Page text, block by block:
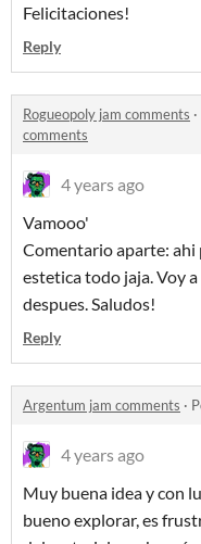
Felicitaciones!
Reply
Rogueopoly jam comments ·
comments
4 years ago
Vamooo'
Comentario aparte: ahi
estetica todo jaja. Voy
despues. Saludos!
Reply
Argentum jam comments ·
4 years ago
Muy buena idea y con
bueno explorar, es